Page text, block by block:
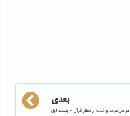
بعدی
عوامل عزت و ذلت از منظر قرآن – جلسه اول